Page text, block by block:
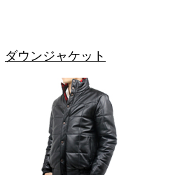
ダウンジャケット